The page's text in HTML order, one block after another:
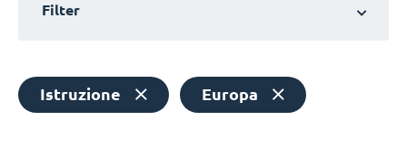
Filter
Istruzione Europa